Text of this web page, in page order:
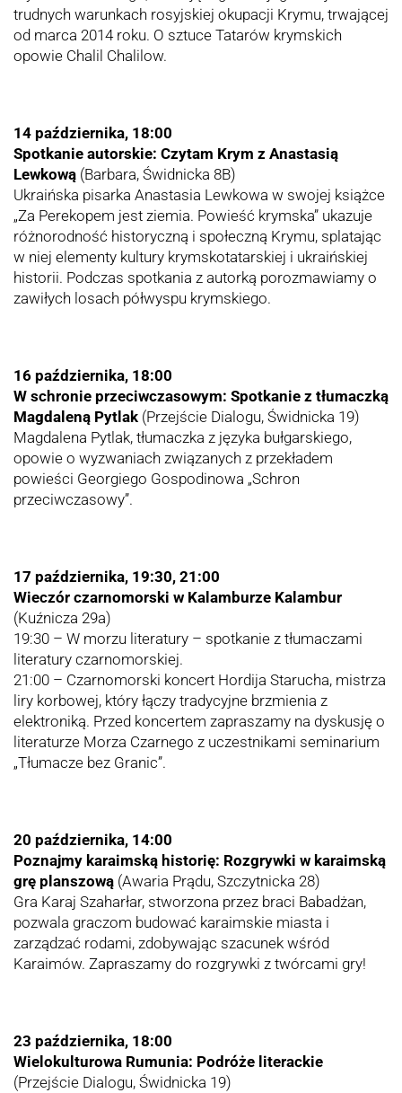
trudnych warunkach rosyjskiej okupacji Krymu, trwającej
od marca 2014 roku. O sztuce Tatarów krymskich
opowie Chalil Chalilow.
14 października, 18:00
Spotkanie autorskie: Czytam Krym z Anastasią
Lewkową (Barbara, Świdnicka 8B)
Ukraińska pisarka Anastasia Lewkowa w swojej książce
„Za Perekopem jest ziemia. Powieść krymska” ukazuje
różnorodność historyczną i społeczną Krymu, splatając
w niej elementy kultury krymskotatarskiej i ukraińskiej
historii. Podczas spotkania z autorką porozmawiamy o
zawiłych losach półwyspu krymskiego.
16 października, 18:00
W schronie przeciwczasowym: Spotkanie z tłumaczką
Magdaleną Pytlak (Przejście Dialogu, Świdnicka 19)
Magdalena Pytlak, tłumaczka z języka bułgarskiego,
opowie o wyzwaniach związanych z przekładem
powieści Georgiego Gospodinowa „Schron
przeciwczasowy”.
17 października, 19:30, 21:00
Wieczór czarnomorski w Kalamburze Kalambur
(Kuźnicza 29a)
19:30 – W morzu literatury – spotkanie z tłumaczami
literatury czarnomorskiej.
21:00 – Czarnomorski koncert Hordija Starucha, mistrza
liry korbowej, który łączy tradycyjne brzmienia z
elektroniką. Przed koncertem zapraszamy na dyskusję o
literaturze Morza Czarnego z uczestnikami seminarium
„Tłumacze bez Granic”.
20 października, 14:00
Poznajmy karaimską historię: Rozgrywki w karaimską
grę planszową (Awaria Prądu, Szczytnicka 28)
Gra Karaj Szaharłar, stworzona przez braci Babadżan,
pozwala graczom budować karaimskie miasta i
zarządzać rodami, zdobywając szacunek wśród
Karaimów. Zapraszamy do rozgrywki z twórcami gry!
23 października, 18:00
Wielokulturowa Rumunia: Podróże literackie
(Przejście Dialogu, Świdnicka 19)